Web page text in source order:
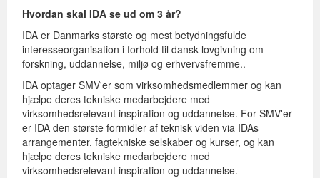
Hvordan skal IDA se ud om 3 år?
IDA er Danmarks største og mest betydningsfulde
interesseorganisation i forhold til dansk lovgivning om
forskning, uddannelse, miljø og erhvervsfremme..
IDA optager SMV'er som virksomhedsmedlemmer og kan
hjælpe deres tekniske medarbejdere med
virksomhedsrelevant inspiration og uddannelse. For SMV'er
er IDA den største formidler af teknisk viden via IDAs
arrangementer, fagtekniske selskaber og kurser, og kan
hjælpe deres tekniske medarbejdere med
virksomhedsrelevant inspiration og uddannelse.